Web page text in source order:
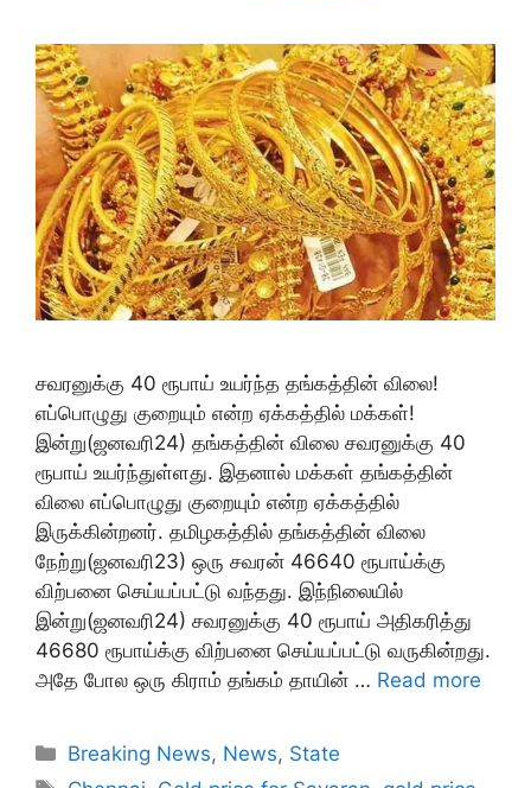
சவரனுக்கு 40 ரூபாய் உயர்ந்த தங்கத்தின் விலை!
எப்பொழுது குறையும் என்ற ஏக்கத்தில் மக்கள்!
இன்று(ஜனவரி24) தங்கத்தின் விலை சவரனுக்கு 40
ரூபாய் உயர்ந்துள்ளது. இதனால் மக்கள் தங்கத்தின்
விலை எப்பொழுது குறையும் என்ற ஏக்கத்தில்
இருக்கின்றனர். தமிழகத்தில் தங்கத்தின் விலை
நேற்று(ஜனவரி23) ஒரு சவரன் 46640 ரூபாய்க்கு
விற்பனை செய்யப்பட்டு வந்தது. இந்நிலையில்
இன்று(ஜனவரி24) சவரனுக்கு 40 ரூபாய் அதிகரித்து
46680 ரூபாய்க்கு விற்பனை செய்யப்பட்டு வருகின்றது.
அதே போல ஒரு கிராம் தங்கம் தாயின் … Read more
Categories
Breaking News, News, State